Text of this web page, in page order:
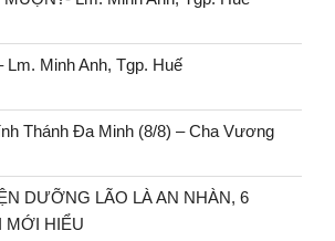
Lm. Minh Anh, Tgp. Huế
Thánh Đa Minh (8/8) – Cha Vương
DƯỠNG LÃO LÀ AN NHÀN, 6
MỚI HIỂU